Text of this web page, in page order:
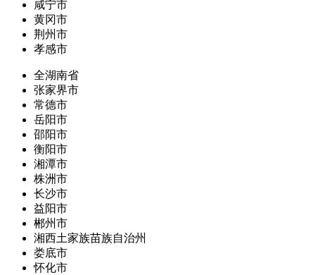
咸宁市
黄冈市
荆州市
孝感市
全湖南省
张家界市
常德市
岳阳市
邵阳市
衡阳市
湘潭市
株洲市
长沙市
益阳市
郴州市
湘西土家族苗族自治州
娄底市
怀化市